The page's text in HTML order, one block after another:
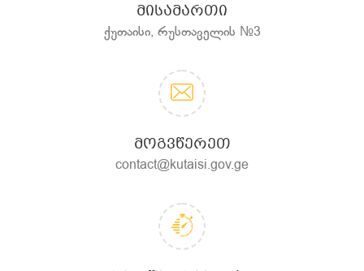
ᲛᲘᲡᲐᲛᲐᲠᲗᲘ
ქუთაისი, რუსთაველის №3
ᲛᲝᲒᲕᲬᲔᲠᲔᲗ
contact@kutaisi.gov.ge